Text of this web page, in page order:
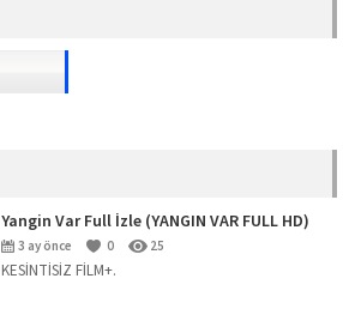
Yangin Var Full İzle (YANGIN VAR FULL HD)
3 ay önce 0 25
KESİNTİSİZ FİLM+.